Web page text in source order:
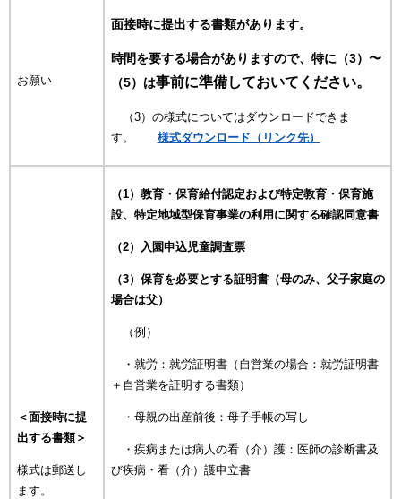
お願い
面接時に提出する書類があります。
時間を要する場合がありますので、特に（3）〜
（5）は事前に準備しておいてください。
（3）の様式についてはダウンロードできま
す。 様式ダウンロード（リンク先）
＜面接時に提
出する書類＞
様式は郵送し
ます。
（1）教育・保育給付認定および特定教育・保育施
設、特定地域型保育事業の利用に関する確認同意書​
（2）入園申込児童調査票
（3）保育を必要とする証明書（母のみ、父子家庭の
場合は父）
（例）
・就労：就労証明書（自営業の場合：就労証明書
＋自営業を証明する書類）
・母親の出産前後：母子手帳の写し
・疾病または病人の看（介）護：医師の診断書及
び疾病・看（介）護申立書